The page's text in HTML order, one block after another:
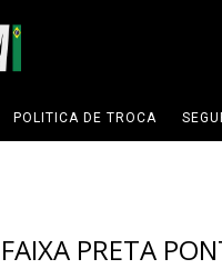
POLITICA DE TROCA
FAIXA PRETA